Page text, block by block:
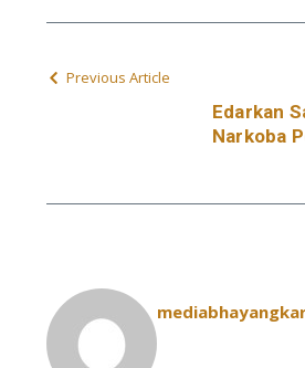
Previous Article
Edarkan
Narkoba